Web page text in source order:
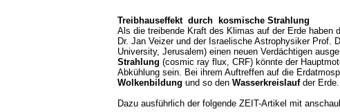
Treibhauseffekt durch kosmische Strahlung
Als die treibende Kraft des Klimas auf der Erde haben
Dr. Jan Veizer und der Israelische Astrophysiker Prof.
University, Jerusalem) einen neuen Verdächtigen
Strahlung (cosmic ray flux, CRF) könnte der
Abkühlung sein. Bei ihrem Auftreffen auf die
Wolkenbildung und so den Wasserkreislaufder Erde.
Dazu ausführlich der folgende ZEIT-Artikel mit